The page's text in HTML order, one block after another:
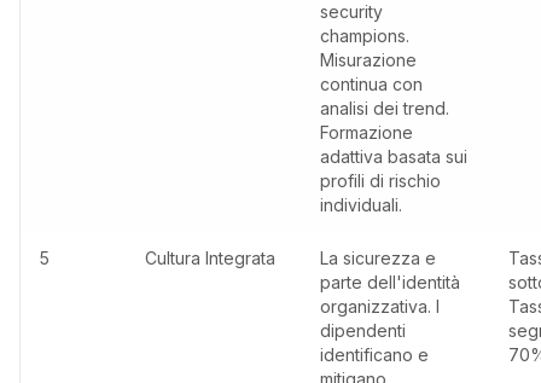
security
champions.
Misurazione
continua con
analisi dei trend.
Formazione
adattiva basata sui
profili di rischio
individuali.
5 Cultura Integrata
La sicurezza e
parte dell'identità
organizzativa. I
dipendenti
identificano e